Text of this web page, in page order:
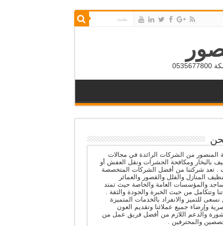
المنصور من الشركات الرائدة في مجالات
بالبخار ومكافحة الحشرات ونقل العفش أو
. تعد شركتنا من أفضل الشركات المتخصصة
المنازل والفلل والقصور والعمائر
والمؤسسات العامة والخاصة حيث تمتد
وتتكامل من حيث الخبرة والجودة والثقة .
للتميز والانفراد بالخدمات المتميزة
وإرضاء جميع عملائنا وتقديم العون
والدعم اللازم من أفضل فريق عمل من
والمحترفين .